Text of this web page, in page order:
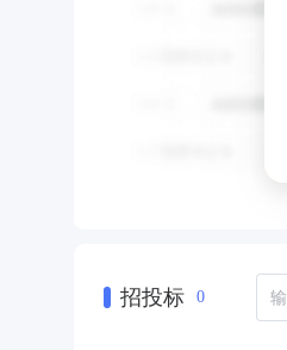
招投标 0